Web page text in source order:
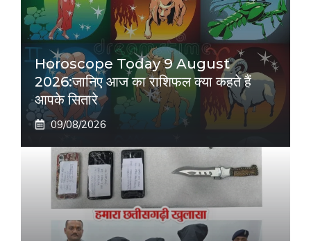
Horoscope Today 9 August
2026:जानिए आज का राशिफल क्या कहते हैं
आपके सितारे
09/08/2026